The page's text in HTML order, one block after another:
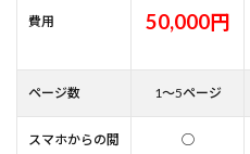
費用 50,000円
ページ数 1～5ページ
スマホからの閲
◯